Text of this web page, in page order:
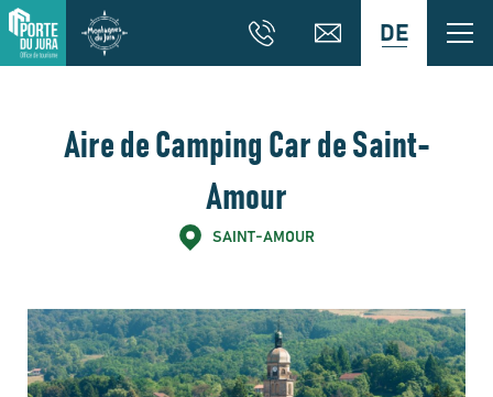
DE
Aire de Camping Car de Saint-
Amour
SAINT-AMOUR